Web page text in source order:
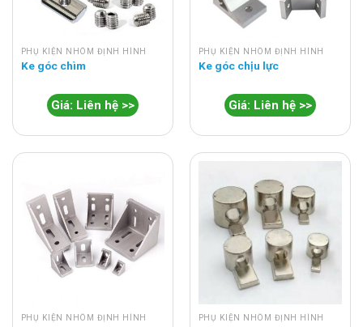
PHỤ KIỆN NHÔM ĐỊNH HÌNH
Ke góc chìm
Giá: Liên hệ >>
PHỤ KIỆN NHÔM ĐỊNH HÌNH
Ke góc chịu lực
Giá: Liên hệ >>
PHỤ KIỆN NHÔM ĐỊNH HÌNH PHỤ KIỆN NHÔM ĐỊNH HÌNH